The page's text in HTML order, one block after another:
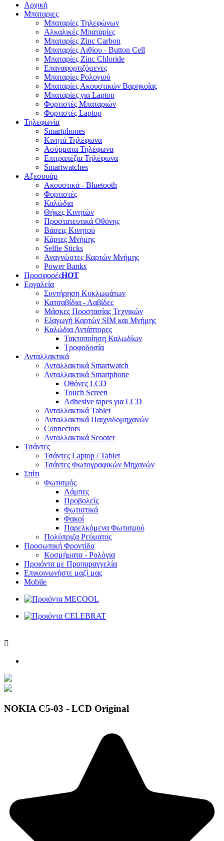
Αρχική
Μπαταριες
Μπαταρίες Τηλεφώνων
Αλκαλικές Μπαταρίες
Μπαταρίες Zinc Carbon
Μπαταρίες Λιθίου - Button Cell
Μπαταρίες Zinc Chloride
Επαναφορτιζόμενες
Μπαταρίες Ρολογιού
Μπαταρίες Ακουστικών Βαρηκοΐας
Μπαταρίες για Laptop
Φορτιστές Μπαταριών
Φορτιστές Laptop
Τηλεφωνία
Smartphones
Κινητά Τηλέφωνα
Ασύρματα Τηλέφωνα
Επιτραπέζια Τηλέφωνα
Smartwatches
Αξεσουάρ
Ακουστικά - Bluetooth
Φορτιστές
Καλώδια
Θήκες Κινητών
Προστατευτικά Οθόνης
Βάσεις Κινητού
Κάρτες Μνήμης
Selfie Sticks
Αναγνώστες Καρτών Μνήμης
Power Banks
ΠροσφορέςHOT
Εργαλεία
Συντήρηση Κυκλωμάτων
Κατσαβίδια - Λαβίδες
Μάσκες Προστασίας Τεχνικών
Εξαγωγή Καρτών SIM και Μνήμης
Καλώδια Αντάπτορες
Τακτοποίηση Καλωδίων
Τροφοδοσία
Ανταλλακτικά
Ανταλλακτικά Smartwatch
Ανταλλακτικά Smartphone
Οθόνες LCD
Touch Screen
Adhesive tapes για LCD
Ανταλλακτικά Tablet
Ανταλλακτικά Παιχνιδομηχανών
Connectors
Ανταλλακτικά Scooter
Τσάντες
Τσάντες Laptop / Tablet
Τσάντες Φωτoγραφικών Μηχανών
Σπίτι
Φωτισμός
Λάμπες
Προβολείς
Φωτιστικά
Φακοί
Παρελκόμενα Φωτισμού
Πολύπριζα Ρεύματος
Προσωπική Φροντίδα
Κοσμήματα - Ρολόγια
Προιόντα με Προπαραγγελία
Επικοινωνήστε μαζί μας
Mobile

NOKIA C5-03 - LCD Original